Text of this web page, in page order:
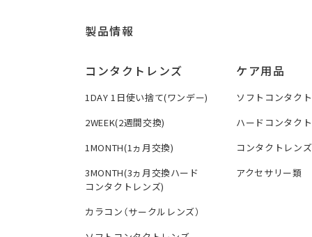
製品情報
コンタクトレンズ
1DAY 1日使い捨て(ワンデー)
2WEEK(2週間交換)
1MONTH(1ヵ月交換)
3MONTH(3ヵ月交換ハード
コンタクトレンズ)
カラコン（サークルレンズ）
ケア用品
ソフトコンタク
ハードコンタク
コンタクトレン
アクセサリー類